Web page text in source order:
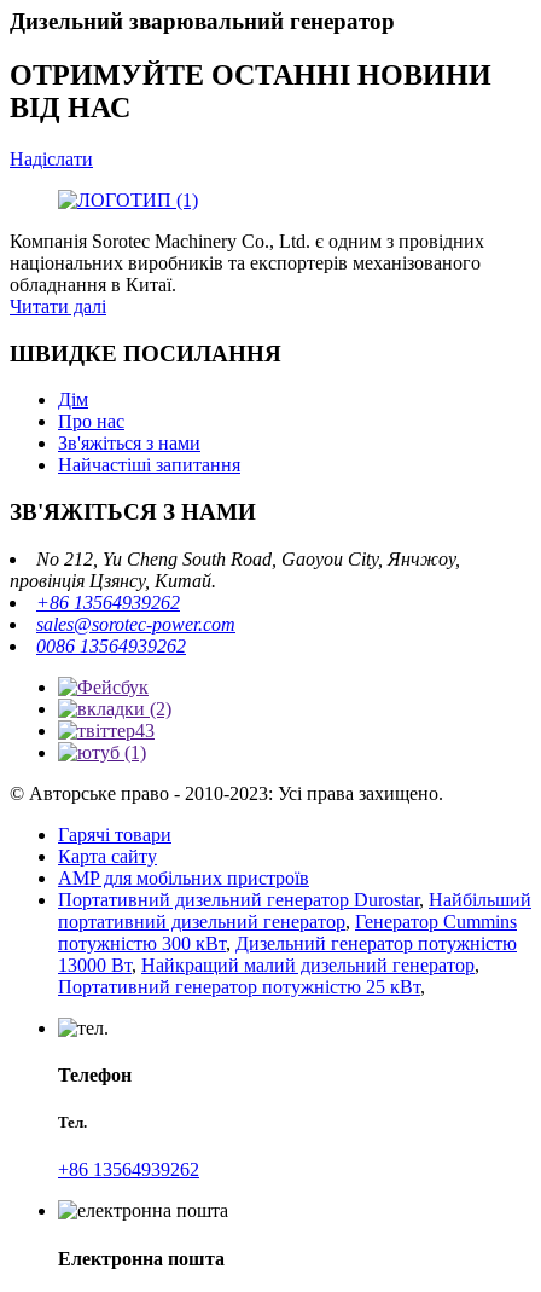
Дизельний зварювальний генератор
ОТРИМУЙТЕ ОСТАННІ НОВИНИ
ВІД НАС
Надіслати
Компанія Sorotec Machinery Co., Ltd. є одним з провідних
національних виробників та експортерів механізованого
обладнання в Китаї.
Читати далі
ШВИДКЕ ПОСИЛАННЯ
Дім
Про нас
Зв'яжіться з нами
Найчастіші запитання
ЗВ'ЯЖІТЬСЯ З НАМИ
No 212, Yu Cheng South Road, Gaoyou City, Янчжоу,
провінція Цзянсу, Китай.
+86 13564939262
sales@sorotec-power.com
0086 13564939262
© Авторське право - 2010-2023: Усі права захищено.
Гарячі товари
Карта сайту
AMP для мобільних пристроїв
Портативний дизельний генератор Durostar, Найбільший
портативний дизельний генератор, Генератор Cummins
потужністю 300 кВт, Дизельний генератор потужністю
13000 Вт, Найкращий малий дизельний генератор,
Портативний генератор потужністю 25 кВт,
Телефон
Тел.
+86 13564939262
Електронна пошта